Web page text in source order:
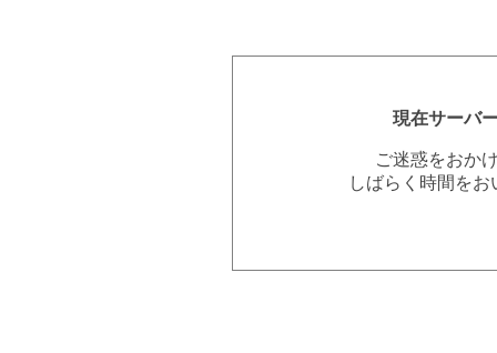
現在サーバ
ご迷惑をおか
しばらく時間を